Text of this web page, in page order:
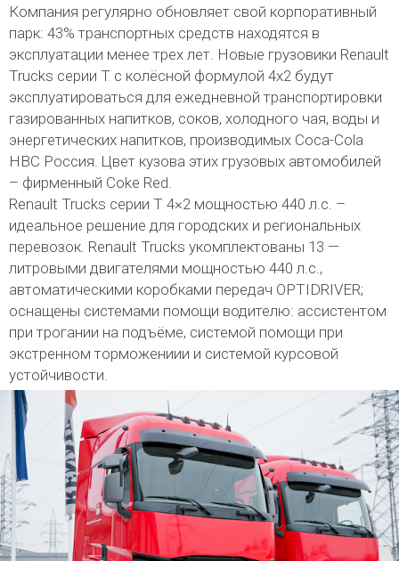
Компания регулярно обновляет свой корпоративный
парк: 43% транспортных средств находятся в
эксплуатации менее трех лет. Новые грузовики Renault
Trucks серии Т с колёсной формулой 4х2 будут
эксплуатироваться для ежедневной транспортировки
газированных напитков, соков, холодного чая, воды и
энергетических напитков, производимых Coca-Cola
HBC Россия. Цвет кузова этих грузовых автомобилей
– фирменный Coke Red.
Renault Trucks серии T 4×2 мощностью 440 л.с. –
идеальное решение для городских и региональных
перевозок. Renault Trucks укомплектованы 13 —
литровыми двигателями мощностью 440 л.с.,
автоматическими коробками передач OPTIDRIVER;
оснащены системами помощи водителю: ассистентом
при трогании на подъёме, системой помощи при
экстренном торможениии и системой курсовой
устойчивости.